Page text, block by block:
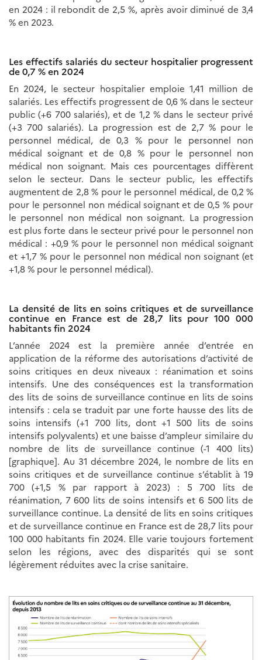
en 2024 : il rebondit de 2,5 %, après avoir diminué de 3,4
% en 2023.
Les effectifs salariés du secteur hospitalier progressent
de 0,7 % en 2024
En 2024, le secteur hospitalier emploie 1,41 million de
salariés. Les effectifs progressent de 0,6 % dans le secteur
public (+6 700 salariés), et de 1,2 % dans le secteur privé
(+3 700 salariés). La progression est de 2,7 % pour le
personnel médical, de 0,3 % pour le personnel non
médical soignant et de 0,8 % pour le personnel non
médical non soignant. Mais ces pourcentages diffèrent
selon le secteur. Dans le secteur public, les effectifs
augmentent de 2,8 % pour le personnel médical, de 0,2 %
pour le personnel non médical soignant et de 0,5 % pour
le personnel non médical non soignant. La progression
est plus forte dans le secteur privé pour le personnel non
médical : +0,9 % pour le personnel non médical soignant
et +1,7 % pour le personnel non médical non soignant (et
+1,8 % pour le personnel médical).
La densité de lits en soins critiques et de surveillance
continue en France est de 28,7 lits pour 100 000
habitants fin 2024
L’année 2024 est la première année d’entrée en
application de la réforme des autorisations d’activité de
soins critiques en deux niveaux : réanimation et soins
intensifs. Une des conséquences est la transformation
des lits de soins de surveillance continue en lits de soins
intensifs : cela se traduit par une forte hausse des lits de
soins intensifs (+1 700 lits, dont +1 500 lits de soins
intensifs polyvalents) et une baisse d’ampleur similaire du
nombre de lits de surveillance continue (-1 400 lits)
[graphique]. Au 31 décembre 2024, le nombre de lits en
soins critiques et de surveillance continue s’établit à 19
700 (+1,5 % par rapport à 2023) : 5 700 lits de
réanimation, 7 600 lits de soins intensifs et 6 500 lits de
surveillance continue. La densité de lits en soins critiques
et de surveillance continue en France est de 28,7 lits pour
100 000 habitants fin 2024. Elle varie toujours fortement
selon les régions, avec des disparités qui se sont
légèrement réduites avec la crise sanitaire.